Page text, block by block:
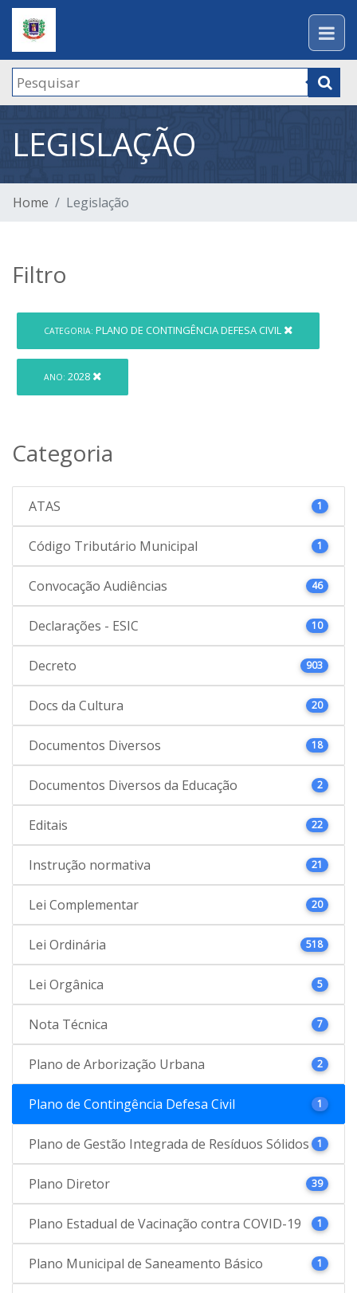
LEGISLAÇÃO
Home Legislação
Filtro
CATEGORIA: PLANO DE CONTINGÊNCIA DEFESA CIVIL
ANO: 2028
Categoria
ATAS 1
Código Tributário Municipal 1
Convocação Audiências 46
Declarações - ESIC 10
Decreto 903
Docs da Cultura 20
Documentos Diversos 18
Documentos Diversos da Educação 2
Editais 22
Instrução normativa 21
Lei Complementar 20
Lei Ordinária 518
Lei Orgânica 5
Nota Técnica 7
Plano de Arborização Urbana 2
Plano de Contingência Defesa Civil 1
Plano de Gestão Integrada de Resíduos Sólidos 1
Plano Diretor 39
Plano Estadual de Vacinação contra COVID-19 1
Plano Municipal de Saneamento Básico 1